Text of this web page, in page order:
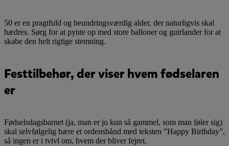
50 er en pragtfuld og beundringsværdig alder, der naturligvis skal
hædres. Sørg for at pynte op med store balloner og guirlander for at
skabe den helt rigtige stemning.
Festtilbehør, der viser hvem fødselaren
er
Fødselsdagsbarnet (ja, man er jo kun så gammel, som man føler sig)
skal selvfølgelig bære et ordensbånd med teksten ”Happy Birthday”,
så ingen er i tvivl om, hvem der bliver fejret.